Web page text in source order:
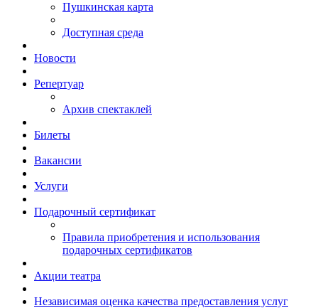
Пушкинская карта
Доступная среда
Новости
Репертуар
Архив спектаклей
Билеты
Вакансии
Услуги
Подарочный сертификат
Правила приобретения и использования
подарочных сертификатов
Акции театра
Независимая оценка качества предоставления услуг